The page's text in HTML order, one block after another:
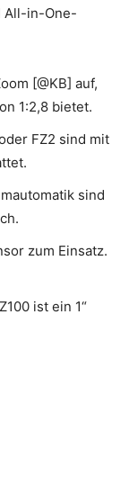
All-in-One-
[@KB] auf,
1:2,8 bietet.
FZ2 sind mit
sind
zum Einsatz.
ist ein 1“